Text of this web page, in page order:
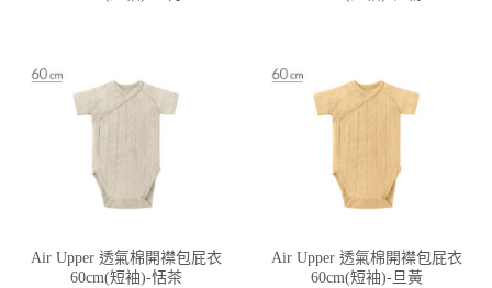
Air Upper 透氣棉開襟包屁衣
60cm(短袖)-恬茶
Air Upper 透氣棉開襟包屁衣
60cm(短袖)-旦黃